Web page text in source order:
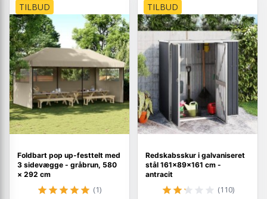
TILBUD
Foldbart pop up-festtelt med
3 sidevægge - gråbrun, 580
× 292 cm
(1)
TILBUD
Redskabsskur i galvaniseret
stål 161×89×161 cm -
antracit
(110)